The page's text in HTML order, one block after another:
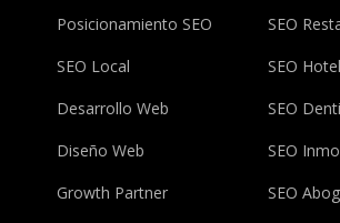
Posicionamiento SEO
SEO Local
Desarrollo Web
Diseño Web
Growth Partner
SEO
SEO
SEO
SEO
SEO